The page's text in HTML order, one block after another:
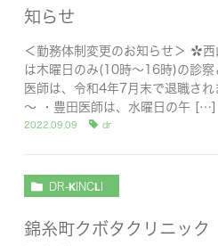
知らせ
＜勤務体制変更のお知らせ＞ ✿
は木曜日のみ(10時～16時)の診
医師は、令和4年7月末で退職さ
～ ・豊田医師は、水曜日の午 […]
2022.09.09 dr
DR-KINCLI
錦糸町クボタクリニッ